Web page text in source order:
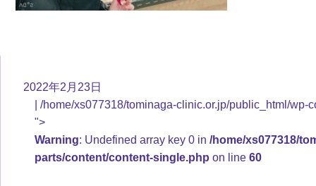
2022年2月23日
/home/xs077318/tominaga-clinic.or.jp/public_html/
">
Warning: Undefined array key 0 in /home/xs077318/
parts/content/content-single.php on line 60